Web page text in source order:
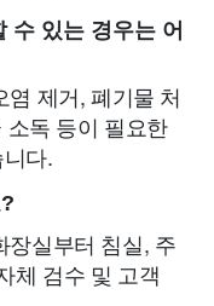
수 있는 경우는 어
제거, 폐기물 처
독 등이 필요한
다.
장실부터 침실, 주
체 검수 및 고객